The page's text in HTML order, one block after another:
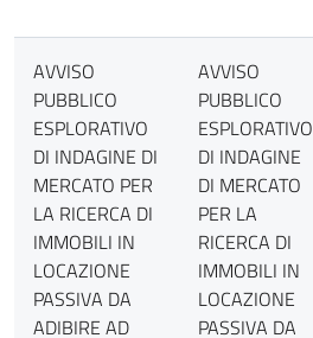
AVVISO
PUBBLICO
ESPLORATIVO
DI INDAGINE DI
MERCATO PER
LA RICERCA DI
IMMOBILI IN
LOCAZIONE
PASSIVA DA
ADIBIRE AD
AVVISO
PUBBLICO
ESPLORATIVO
DI INDAGINE
DI MERCATO
PER LA
RICERCA DI
IMMOBILI IN
LOCAZIONE
PASSIVA DA